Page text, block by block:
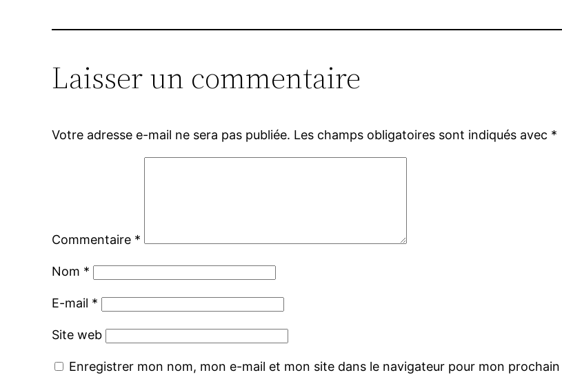
Laisser un commentaire
Votre adresse e-mail ne sera pas publiée. Les champs obligatoires sont indiqués avec *
Commentaire *
Nom *
E-mail *
Site web
Enregistrer mon nom, mon e-mail et mon site dans le navigateur pour mon